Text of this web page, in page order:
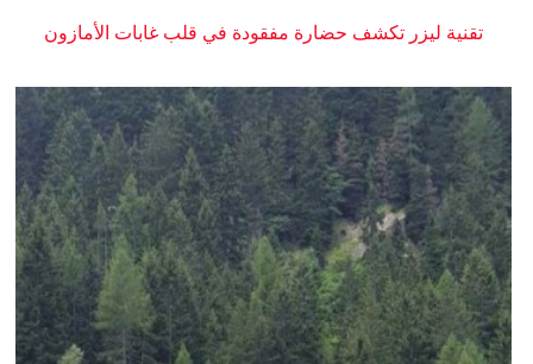
تقنية ليزر تكشف حضارة مفقودة في قلب غابات الأمازون